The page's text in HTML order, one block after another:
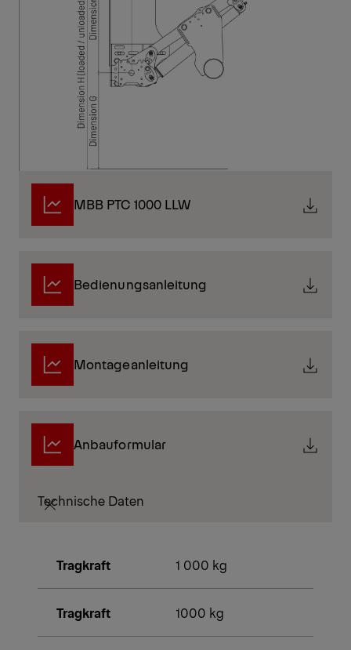
MBB PTC 1000 LLW
Bedienungsanleitung
Montageanleitung
Anbauformular
Technische Daten
Tragkraft 1 000 kg
Tragkraft 1000 kg